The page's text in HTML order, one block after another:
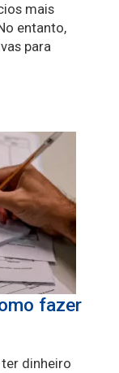
mais
entanto,
para
fazer
dinheiro